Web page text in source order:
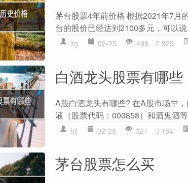
茅台股票4年前价格 根据2021年7月
台的股价已经达到2100多元，可以
ltg 02-25 498 329
白酒龙头股票有哪些
A股白酒龙头有哪些? 在A股市场中
液（股票代码：000858）和酒鬼酒
bjl 02-25 321 184
茅台股票怎么买